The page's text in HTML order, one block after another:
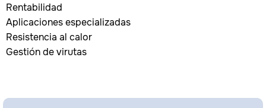
Rentabilidad
Aplicaciones especializadas
Resistencia al calor
Gestión de virutas